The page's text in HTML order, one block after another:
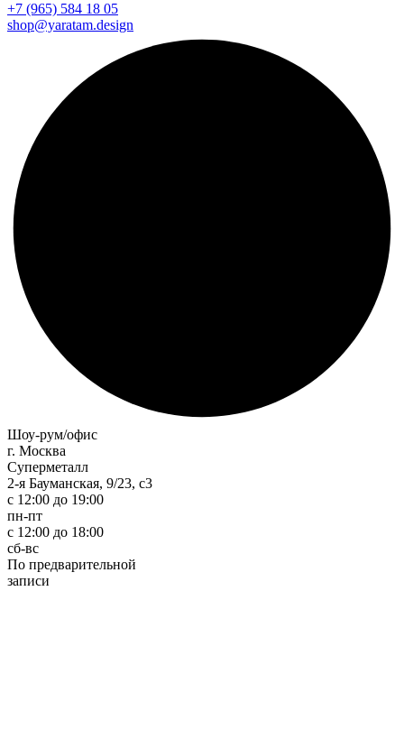
+7 (965) 584 18 05
shop@yaratam.design
Шоу-рум/офис
г. Москва
Суперметалл
2-я Бауманская, 9/23, с3
c 12:00 до 19:00
пн-пт
с 12:00 до 18:00
сб-вс
По предварительной
записи